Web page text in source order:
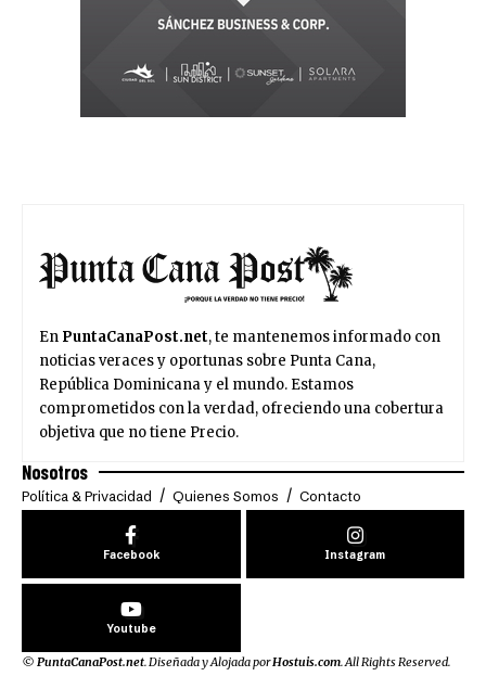
En PuntaCanaPost.net, te mantenemos informado con
noticias veraces y oportunas sobre Punta Cana,
República Dominicana y el mundo. Estamos
comprometidos con la verdad, ofreciendo una cobertura
objetiva que no tiene Precio.
Nosotros
Política & Privacidad Quienes Somos Contacto
Facebook Instagram
Youtube
© PuntaCanaPost.net. Diseñada y Alojada porHostuis.com. All Rights Reserved.